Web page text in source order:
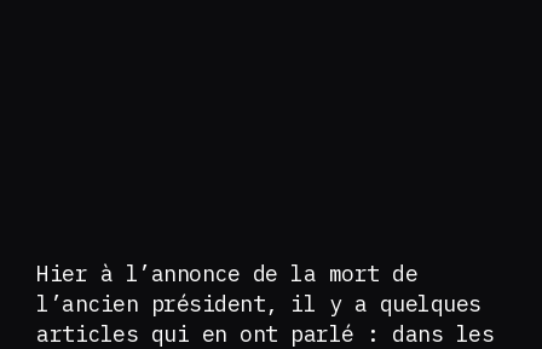
Hier à l’annonce de la mort de
l’ancien président, il y a quelques
articles qui en ont parlé : dans les